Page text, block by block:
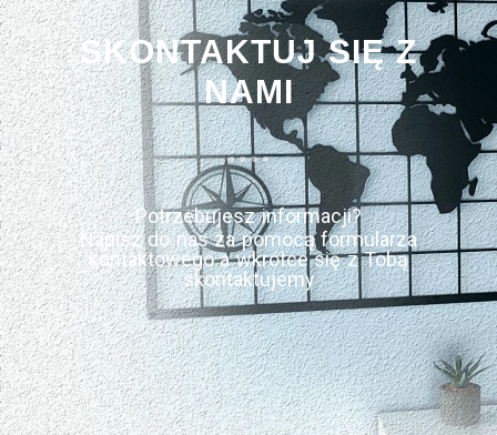
SKONTAKTUJ SIĘ Z
NAMI
Potrzebujesz informacji?
Napisz do nas za pomocą formularza
kontaktowego a wkrótce się z Tobą
skontaktujemy